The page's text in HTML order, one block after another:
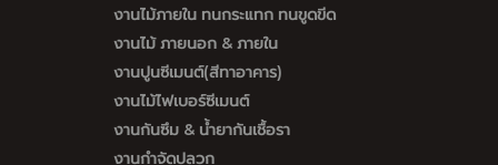
งานไม้ภายใน ทนกระแทก ทนขูดขีด
งานไม้ ภายนอก & ภายใน
งานปูนซีเมนต์(สีทาอาคาร)
งานไม้ไฟเบอร์ซีเมนต์
งานกันซึม & น้ำยากันเชื้อรา
งานกำจัดปลวก